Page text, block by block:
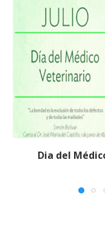
Dia del